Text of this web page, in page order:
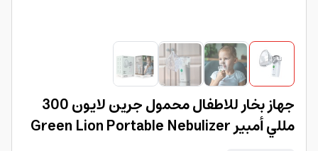
جهاز بخار للاطفال محمول جرين لايون 300
مللي أمبير Green Lion Portable Nebulizer